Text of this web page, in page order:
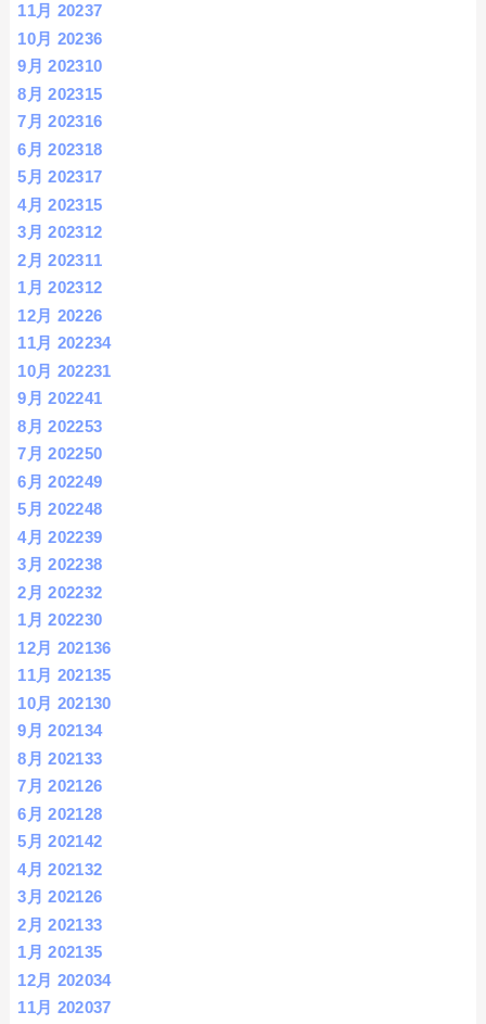
11月 20237
10月 20236
9月 202310
8月 202315
7月 202316
6月 202318
5月 202317
4月 202315
3月 202312
2月 202311
1月 202312
12月 20226
11月 202234
10月 202231
9月 202241
8月 202253
7月 202250
6月 202249
5月 202248
4月 202239
3月 202238
2月 202232
1月 202230
12月 202136
11月 202135
10月 202130
9月 202134
8月 202133
7月 202126
6月 202128
5月 202142
4月 202132
3月 202126
2月 202133
1月 202135
12月 202034
11月 202037